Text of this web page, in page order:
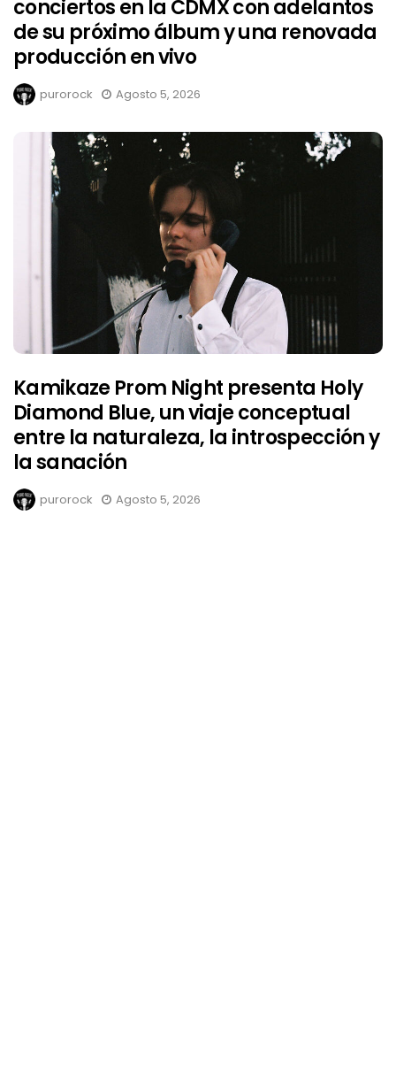
conciertos en la CDMX con adelantos
de su próximo álbum y una renovada
producción en vivo
purorock Agosto 5, 2026
Kamikaze Prom Night presenta Holy
Diamond Blue, un viaje conceptual
entre la naturaleza, la introspección y
la sanación
purorock Agosto 5, 2026